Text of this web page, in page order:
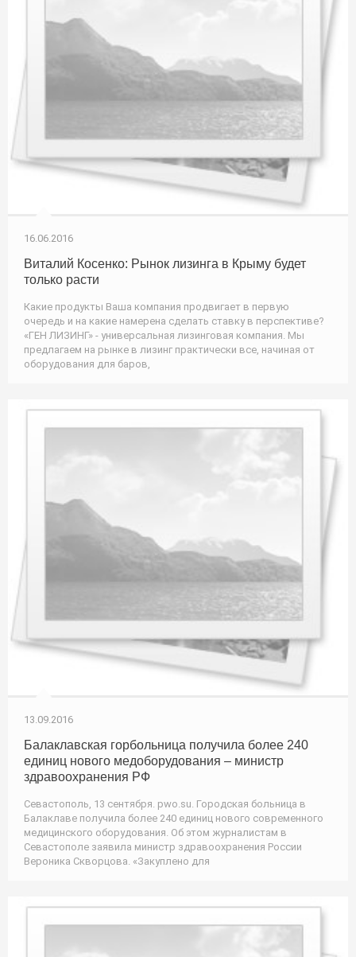
16.06.2016
Виталий Косенко: Рынок лизинга в Крыму будет
только расти
Какие продукты Ваша компания продвигает в первую
очередь и на какие намерена сделать ставку в перспективе?
«ГЕН ЛИЗИНГ» - универсальная лизинговая компания. Мы
предлагаем на рынке в лизинг практически все, начиная от
оборудования для баров,
13.09.2016
Балаклавская горбольница получила более 240
единиц нового медоборудования – министр
здравоохранения РФ
Севастополь, 13 сентября. pwo.su. Городская больница в
Балаклаве получила более 240 единиц нового современного
медицинского оборудования. Об этом журналистам в
Севастополе заявила министр здравоохранения России
Вероника Скворцова. «Закуплено для